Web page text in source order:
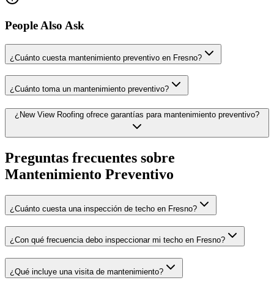
People Also Ask
¿Cuánto cuesta mantenimiento preventivo en Fresno?
¿Cuánto toma un mantenimiento preventivo?
¿New View Roofing ofrece garantías para mantenimiento preventivo?
Preguntas frecuentes sobre
Mantenimiento Preventivo
¿Cuánto cuesta una inspección de techo en Fresno?
¿Con qué frecuencia debo inspeccionar mi techo en Fresno?
¿Qué incluye una visita de mantenimiento?